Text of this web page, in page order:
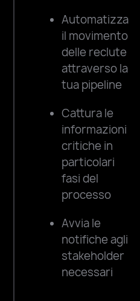
Automatizza
il movimento
delle reclute
attraverso la
tua pipeline
Cattura le
informazioni
critiche in
particolari
fasi del
processo
Avvia le
notifiche agli
stakeholder
necessari